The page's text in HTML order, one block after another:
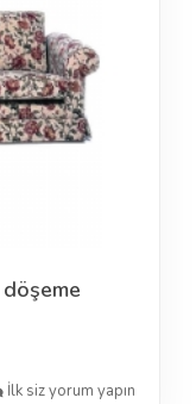
İlk siz yorum yapın